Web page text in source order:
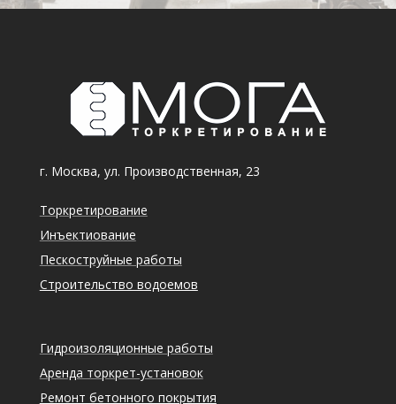
г. Москва, ул. Производственная, 23
Торкретирование
Инъектиование
Пескоструйные работы
Строительство водоемов
Гидроизоляционные работы
Аренда торкрет-установок
Ремонт бетонного покрытия